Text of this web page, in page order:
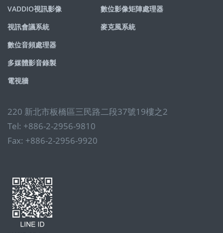
VADDIO視訊影像
視訊會議系統
數位影像矩陣處理器
麥克風系統
數位音頻處理器
多媒體影音錄製
電視牆
220 新北市板橋區三民路二段37號19樓之2
Tel: +886-2-2956-9810
Fax: +886-2-2956-9920